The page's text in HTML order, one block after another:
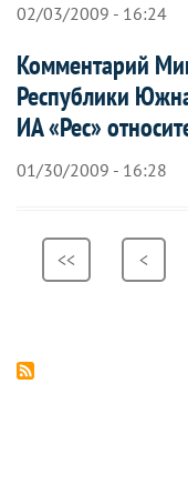
02/03/2009 - 16:24
Комментарий
Республики
ИА «Рес»
01/30/2009 - 16:28
Нумерация
страниц
Первая
<< <